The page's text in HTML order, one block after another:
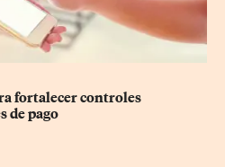
fortalecer controles
de pago